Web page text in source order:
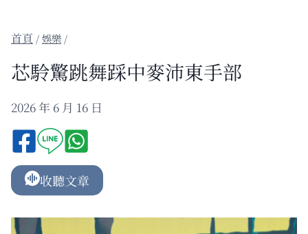
/娛樂 /
芯駖驚跳舞踩中麥沛東手部
2026 年 6 月 16 日
收聽文章